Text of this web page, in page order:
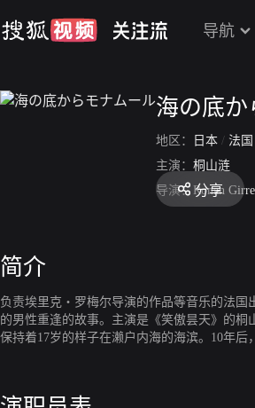
导航
海の底か
地区： 日本 / 法国
主演： 桐山涟
导演： Ronan Girre
分享
简介
负责埃里克・罗梅尔导演的作品等音乐的法
的男性重逢的故事。主演是《笑傲昙天》的
保持着17岁的样子在濑户内海的海滨。10年